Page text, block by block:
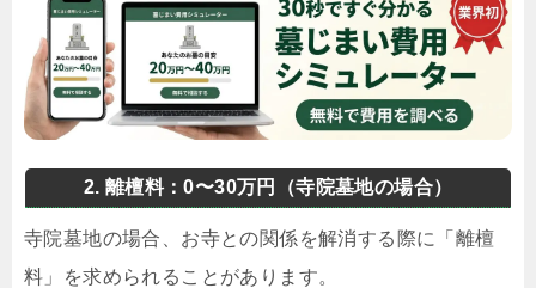
2. 離檀料：0〜30万円（寺院墓地の場合）
寺院墓地の場合、お寺との関係を解消する際に「離檀
料」を求められることがあります。